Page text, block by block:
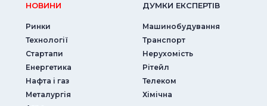
НОВИНИ
Ринки
Технології
Стартапи
Енергетика
Нафта і газ
Металургія
ДУМКИ ЕКСПЕРТIВ
Машинобудування
Транспорт
Нерухомість
Рітейл
Телеком
Хімічна